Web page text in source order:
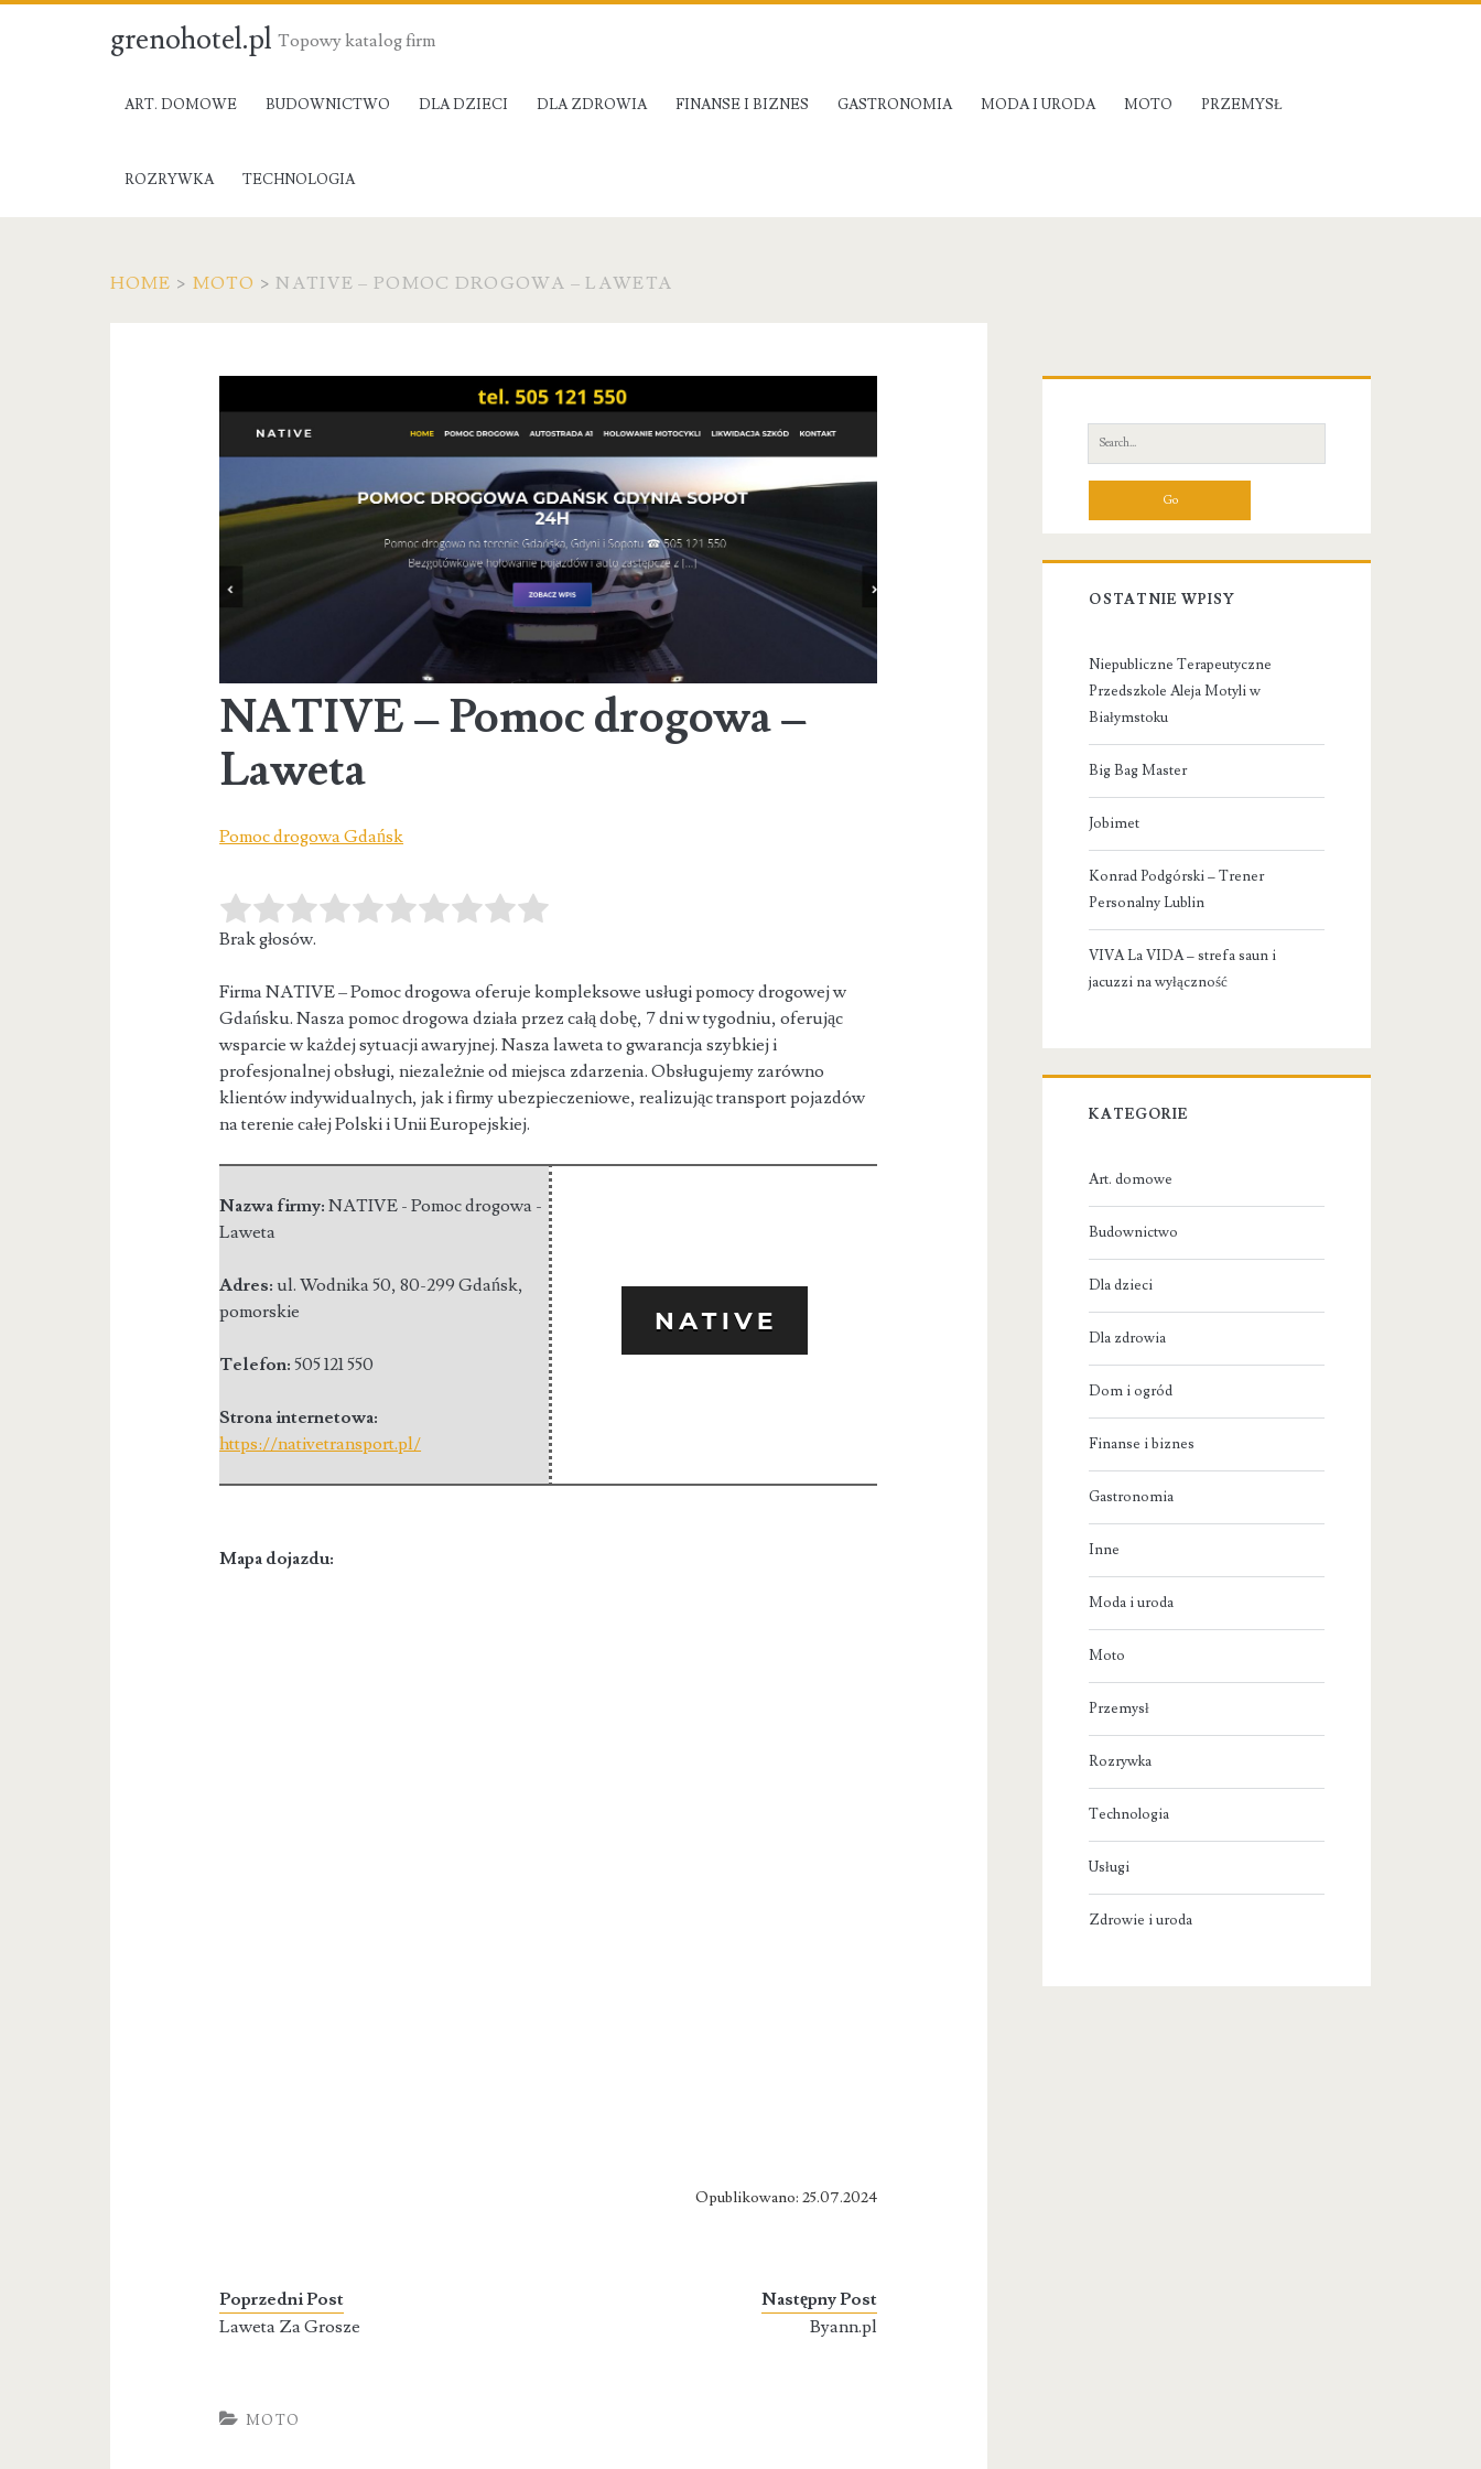
grenohotel.pl Topowy katalog firm
ART. DOMOWE BUDOWNICTWO DLA DZIECI DLA ZDROWIA FINANSE I BIZNES GASTRONOMIA MODA I URODA MOTO PRZEMYSŁ
ROZRYWKA TECHNOLOGIA
HOME > MOTO >NATIVE – POMOC DROGOWA – LAWETA
NATIVE – Pomoc drogowa –
Laweta
Pomoc drogowa Gdańsk
Brak głosów.
Firma NATIVE – Pomoc drogowa oferuje kompleksowe usługi pomocy drogowej w
Gdańsku. Nasza pomoc drogowa działa przez całą dobę, 7dni w tygodniu, oferując
wsparcie w każdej sytuacji awaryjnej. Nasza laweta to gwarancja szybkiej i
profesjonalnej obsługi, niezależnie od miejsca zdarzenia. Obsługujemy zarówno
klientów indywidualnych, jak i firmy ubezpieczeniowe, realizując transport pojazdów
na terenie całej Polski i Unii Europejskiej.
Nazwa firmy:NATIVE - Pomoc drogowa -
Laweta
Adres:ul. Wodnika 50,80-299 Gdańsk,
pomorskie
Telefon:505 121 550
Strona internetowa:
https://nativetransport.pl/
Mapa dojazdu:
Opublikowano: 25.07.2024
Poprzedni Post
Laweta Za Grosze
Następny Post
Byann.pl
MOTO
Sidebar
Search
for:
OSTATNIE WPISY
Niepubliczne Terapeutyczne
Przedszkole Aleja Motyli w
Białymstoku
Big Bag Master
Jobimet
Konrad Podgórski – Trener
Personalny Lublin
VIVA La VIDA – strefa saun i
jacuzzi na wyłączność
KATEGORIE
Art. domowe
Budownictwo
Dla dzieci
Dla zdrowia
Dom i ogród
Finanse i biznes
Gastronomia
Inne
Moda i uroda
Moto
Przemysł
Rozrywka
Technologia
Usługi
Zdrowie i uroda